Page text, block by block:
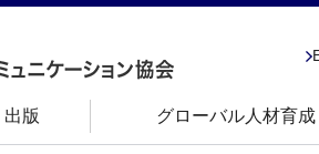
版 グローバル人材育成